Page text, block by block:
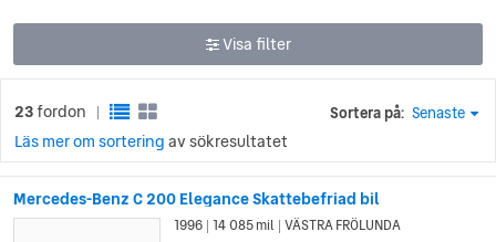
Mercedes Benz och den allra första
bilen
Mercedes Benz historia sträcker sig hela vägen tillbaka till den
allra första bilen. Den tyska ingenjören Karl Benz byggde den
Benz företag, Benz & Cie, slog sig senare samman med
biltillverkaren Daimler-Motoren-Gesellschaft (DMG) 1926 och
Visa filter
23fordon Sortera på: Senaste
Läs mer om sortering av sökresultatet
Mercedes-Benz C 200 Elegance Skattebefriad bil
1996 14 085 mil VÄSTRA FRÖLUNDA